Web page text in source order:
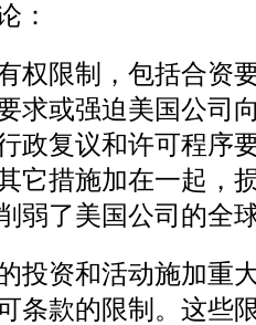
：
权限制，包括合资
求或强迫美国公司
政复议和许可程序
它措施加在一起，
弱了美国公司的全
投资和活动施加重
条款的限制。这些